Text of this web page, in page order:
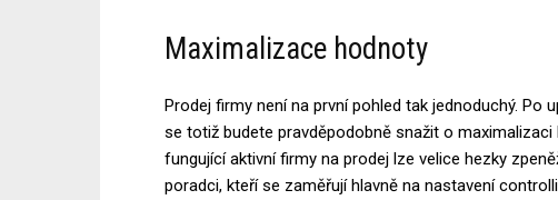
Maximalizace hodnoty
Prodej firmy není na první pohled tak jednoduchý. Po
se totiž budete pravděpodobně snažit o
fungující aktivní firmy na prodej lze velice hezky
poradci, kteří se zaměřují hlavně na nastavení